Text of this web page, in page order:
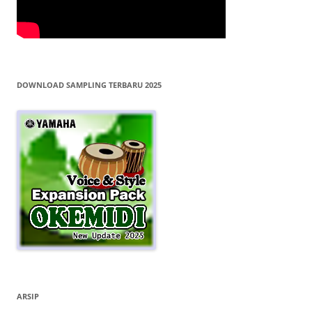
DOWNLOAD SAMPLING TERBARU 2025
ARSIP